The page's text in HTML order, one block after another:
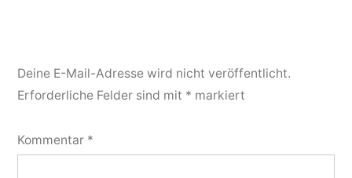
Deine E-Mail-Adresse wird nicht veröffentlicht.
Erforderliche Felder sind mit * markiert
Kommentar *